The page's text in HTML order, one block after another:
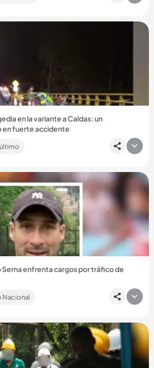
en la variante a Caldas: un
en fuerte accidente
vehículo en jurisdicción de La Estrella. ...
Compartir Noticia
enfrenta cargos por tráfico de
ingresar pastillas de
Nacional